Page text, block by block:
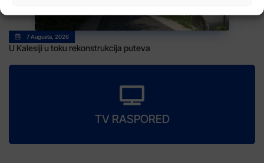
7 Augusta, 2026
U Kalesiji u toku rekonstrukcija puteva
TV RASPORED